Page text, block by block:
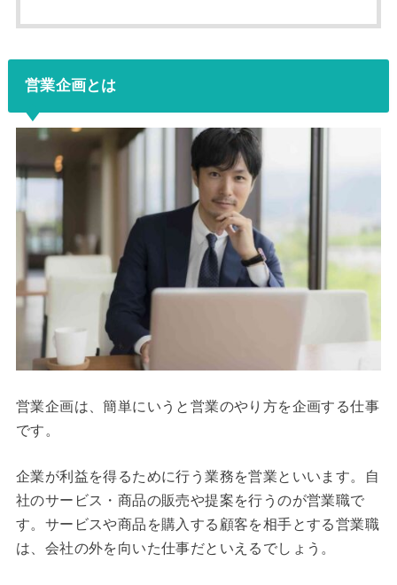
営業企画とは
営業企画は、簡単にいうと営業のやり方を企画する仕事
です。
企業が利益を得るために行う業務を営業といいます。自
社のサービス・商品の販売や提案を行うのが営業職で
す。サービスや商品を購入する顧客を相手とする営業職
は、会社の外を向いた仕事だといえるでしょう。